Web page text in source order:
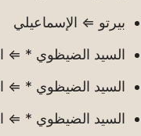
بيرتو ⇐ الإسماعيلي
السيد الضيظوي * ⇐
السيد الضيظوي * ⇐
السيد الضيظوي * ⇐